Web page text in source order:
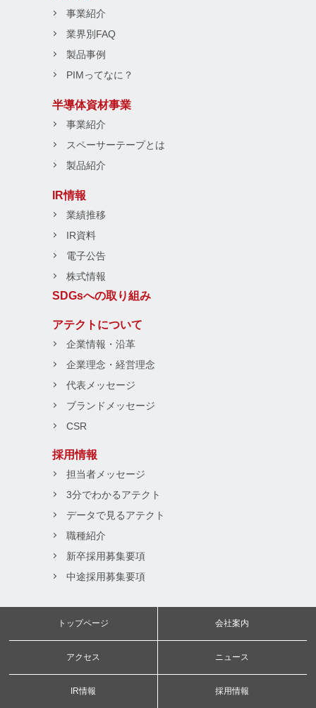
事業紹介
業界別FAQ
製品事例
PIMってなに？
半導体資材事業
事業紹介
スペーサーテープとは
製品紹介
IR情報
業績推移
IR資料
電子公告
株式情報
SDGsへの取り組み
アテクトについて
企業情報・沿革
企業理念・経営理念
代表メッセージ
ブランドメッセージ
CSR
採用情報
担当者メッセージ
3分でわかるアテクト
データで見るアテクト
職種紹介
新卒採用募集要項
中途採用募集要項
トップページ 会社案内
アクセス ニュース
IR情報 採用情報